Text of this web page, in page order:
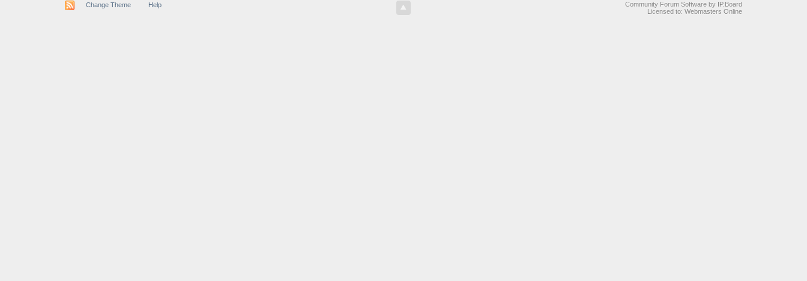
Change Theme Help
Community Forum Software by IP.Board
Licensed to: Webmasters Online